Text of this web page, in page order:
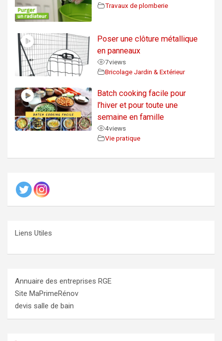
Travaux de plomberie
Poser une clôture métallique
en panneaux
7views
Bricolage Jardin & Extérieur
Batch cooking facile pour
l’hiver et pour toute une
semaine en famille
4views
Vie pratique
Liens Utiles
Annuaire des entreprises RGE
Site MaPrimeRénov
devis salle de bain